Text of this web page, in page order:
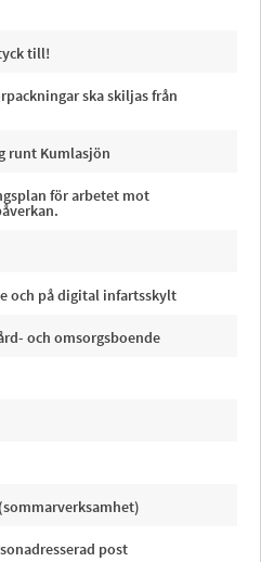
till!
ska skiljas från
runt Kumlasjön
för arbetet mot
och på digital infartsskylt
och omsorgsboende
post